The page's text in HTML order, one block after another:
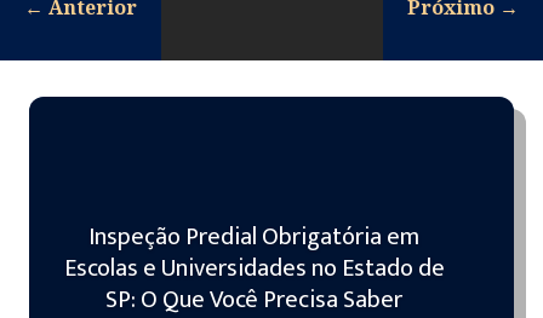
← Anterior Próximo →
Inspeção Predial Obrigatória em
Escolas e Universidades no Estado de
SP: O Que Você Precisa Saber